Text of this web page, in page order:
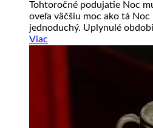
Tohtoročné podujatie Noc
oveľa väčšiu moc ako tá
jednoduchý. Uplynulé
Viac